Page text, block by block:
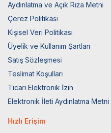
Aydınlatma ve Açık Rıza Metni
Çerez Politikası
Kişisel Veri Politikası
Üyelik ve Kullanım Şartları
Satış Sözleşmesi
Teslimat Koşulları
Ticari Elektronik İzin
Elektronik İleti Aydınlatma Metni
Hızlı Erişim